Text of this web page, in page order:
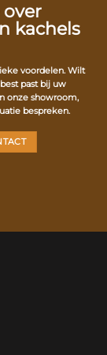
kachels
voordelen. Wilt
past bij uw
onze showroom,
bespreken.